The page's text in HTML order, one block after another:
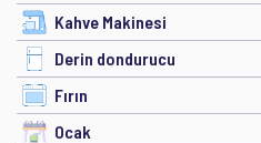
Kahve Makinesi
Derin dondurucu
Fırın
Ocak